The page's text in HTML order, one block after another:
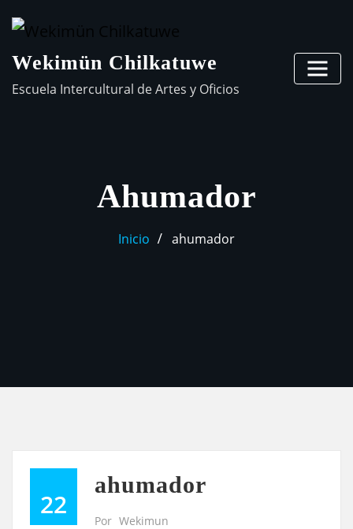
Wekimün Chilkatuwe
Escuela Intercultural de Artes y Oficios
Ahumador
Inicio ahumador
22
ahumador
Por Wekimun